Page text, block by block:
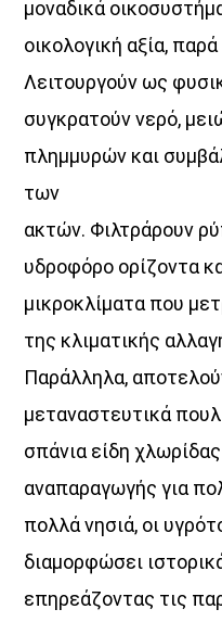
μοναδικά
οικολογική αξία,
Λειτουργούν ως
συγκρατούν νερό,
πλημμυρών και
των
ακτών. Φιλτράρουν
υδροφόρο ορίζοντα
μικροκλίματα που
της κλιματικής
Παράλληλα,
μεταναστευτικά
σπάνια είδη
αναπαραγωγής για
πολλά νησιά, οι
διαμορφώσει
επηρεάζοντας τις